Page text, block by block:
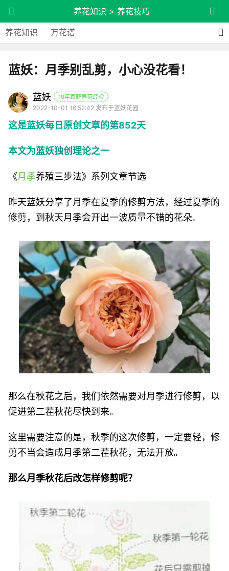
养花知识 >养花技巧
养花知识 万花谱
蓝妖：月季别乱剪，小心没花看！
蓝妖 10年家庭养花经验
2022-10-01 16:52:42 发布于蓝妖花园
这是蓝妖每日原创文章的第852天
本文为蓝妖独创理论之一
《月季养殖三步法》系列文章节选
昨天蓝妖分享了月季在夏季的修剪方法，经过夏季的
修剪，到秋天月季会开出一波质量不错的花朵。
那么在秋花之后，我们依然需要对月季进行修剪，以
促进第二茬秋花尽快到来。
这里需要注意的是，秋季的这次修剪，一定要轻，修
剪不当会造成月季第二茬秋花，无法开放。
那么月季秋花后改怎样修剪呢？